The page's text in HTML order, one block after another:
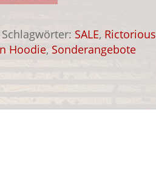
Schlagwörter: SALE, Rictorious
Hoodie, Sonderangebote